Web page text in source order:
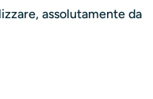
assolutamente da